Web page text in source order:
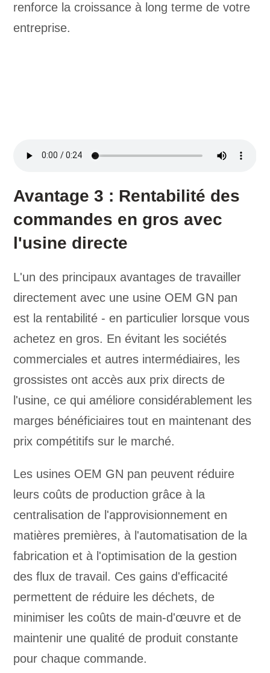
renforce la croissance à long terme de votre
entreprise.
Avantage 3 : Rentabilité des
commandes en gros avec
l'usine directe
L'un des principaux avantages de travailler
directement avec une usine OEM GN pan
est la rentabilité - en particulier lorsque vous
achetez en gros. En évitant les sociétés
commerciales et autres intermédiaires, les
grossistes ont accès aux prix directs de
l'usine, ce qui améliore considérablement les
marges bénéficiaires tout en maintenant des
prix compétitifs sur le marché.
Les usines OEM GN pan peuvent réduire
leurs coûts de production grâce à la
centralisation de l'approvisionnement en
matières premières, à l'automatisation de la
fabrication et à l'optimisation de la gestion
des flux de travail. Ces gains d'efficacité
permettent de réduire les déchets, de
minimiser les coûts de main-d'œuvre et de
maintenir une qualité de produit constante
pour chaque commande.